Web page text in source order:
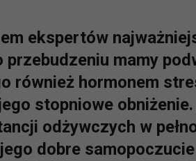
ekspertów
przebudzeniu mamy
również hormonem
stopniowe
odżywczych w
dobre